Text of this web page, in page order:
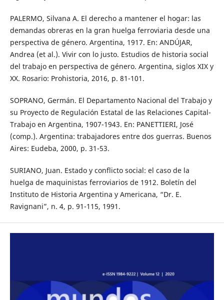
PALERMO, Silvana A. El derecho a mantener el hogar: las
demandas obreras en la gran huelga ferroviaria desde una
perspectiva de género. Argentina, 1917. En: ANDÚJAR,
Andrea (et al.). Vivir con lo justo. Estudios de historia social
del trabajo en perspectiva de género. Argentina, siglos XIX y
XX. Rosario: Prohistoria, 2016, p. 81-101.
SOPRANO, Germán. El Departamento Nacional del Trabajo y
su Proyecto de Regulación Estatal de las Relaciones Capital-
Trabajo en Argentina, 1907-1943. En: PANETTIERI, José
(comp.). Argentina: trabajadores entre dos guerras. Buenos
Aires: Eudeba, 2000, p. 31-53.
SURIANO, Juan. Estado y conflicto social: el caso de la
huelga de maquinistas ferroviarios de 1912. Boletín del
Instituto de Historia Argentina y Americana, “Dr. E.
Ravignani”, n. 4, p. 91-115, 1991.